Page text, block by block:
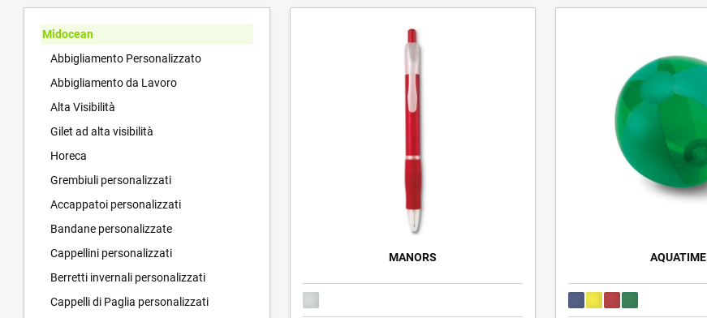
Midocean
Abbigliamento Personalizzato
Abbigliamento da Lavoro
Alta Visibilità
Gilet ad alta visibilità
Horeca
Grembiuli personalizzati
Accappatoi personalizzati
Bandane personalizzate
Cappellini personalizzati
Berretti invernali personalizzati
Cappelli di Paglia personalizzati
MANORS AQUATIME